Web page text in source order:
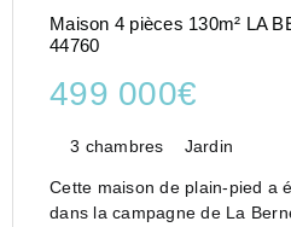
Maison 4 pièces 130m² LA
44760
499 000€
3 chambres Jardin
Cette maison de plain-pied a été construite en
dans la campagne de La